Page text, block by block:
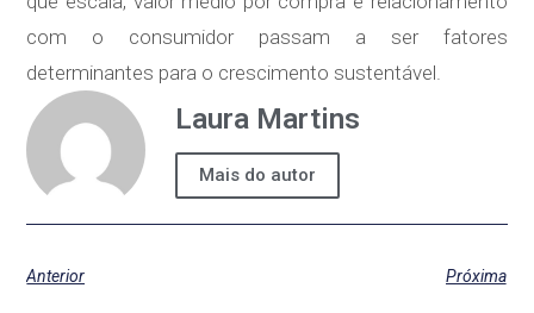
com o consumidor passam a ser fatores
determinantes para o crescimento sustentável.
Laura Martins
Mais do autor
Anterior Próxima